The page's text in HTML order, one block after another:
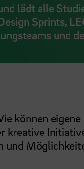
lädt alle
Sprints,
und
können
kreative
und